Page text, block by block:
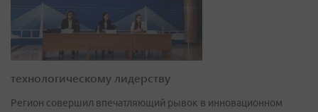
технологическому лидерству
Регион совершил впечатляющий рывок в инновационном